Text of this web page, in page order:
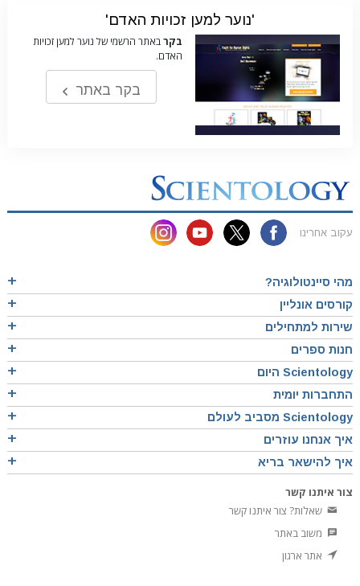
'נוער למען זכויות האדם'
בקרבאתר הרשמי של נוער למען זכויות
האדם.
בקר באתר
עקוב אחרינו
מהי סיינטולוגיה?
קורסים אונליין
שירות למתחילים
חנות ספרים
Scientology היום
התחברות יומית
Scientology מסביב לעולם
איך אנחנו עוזרים
איך להישאר בריא
צור איתנו קשר
שאלות? צור איתנו קשר
משוב באתר
אתר ארגון